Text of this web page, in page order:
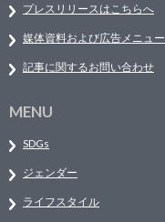
プレスリリースはこちらへ
媒体資料および広告メニュー
記事に関するお問い合わせ
MENU
SDGs
ジェンダー
ライフスタイル